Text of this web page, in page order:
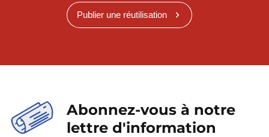
Publier une réutilisation
Abonnez-vous à notre
lettre d'information